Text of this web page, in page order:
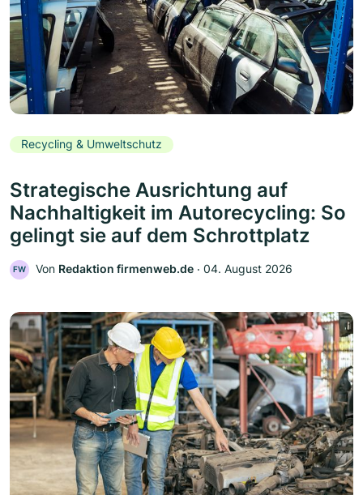
Recycling & Umweltschutz
Strategische Ausrichtung auf
Nachhaltigkeit im Autorecycling: So
gelingt sie auf dem Schrottplatz
FW Von Redaktion firmenweb.de ‧ 04. August 2026